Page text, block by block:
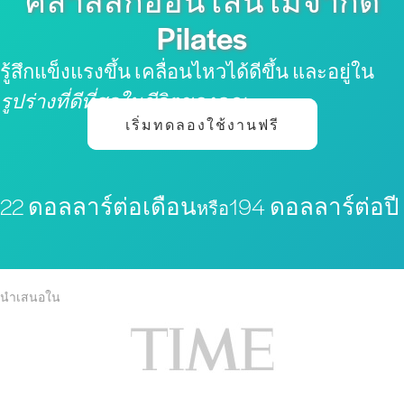
Pilates
รู้สึกแข็งแรงขึ้น เคลื่อนไหวได้ดีขึ้น และอยู่ใน
รูปร่างที่ดีที่สุดในชีวิตของคุณ
เริ่มทดลองใช้งานฟรี
22 ดอลลาร์ต่อเดือนหรือ194 ดอลลาร์ต่อปี
นำเสนอใน